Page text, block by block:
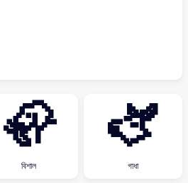
🦣
বিশাল
🫏
গাধা